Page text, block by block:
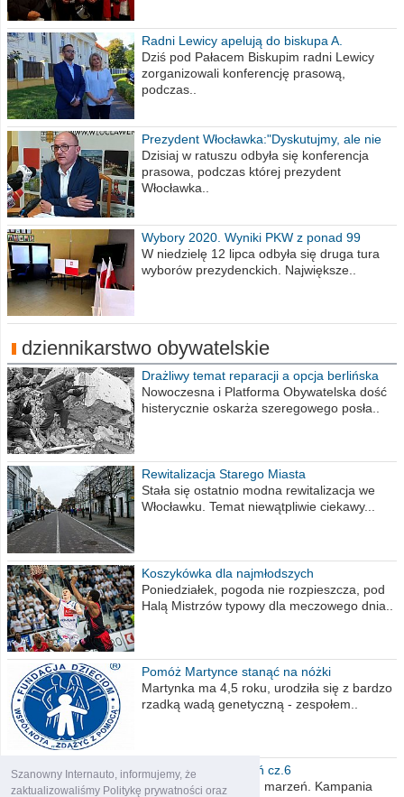
Szanowny Internauto, informujemy, że
zaktualizowaliśmy Politykę prywatności oraz
Radni Lewicy apelują do biskupa A.
Wiesława Meringa
Dziś pod Pałacem Biskupim radni Lewicy
zorganizowali konferencję prasową,
podczas..
Prezydent Włocławka:"Dyskutujmy, ale nie
obrażajmy się”
Dzisiaj w ratuszu odbyła się konferencja
prasowa, podczas której prezydent
Włocławka..
Wybory 2020. Wyniki PKW z ponad 99
procent obwodów
W niedzielę 12 lipca odbyła się druga tura
wyborów prezydenckich. Największe..
dziennikarstwo obywatelskie
Drażliwy temat reparacji a opcja berlińska
Nowoczesna i Platforma Obywatelska dość
histerycznie oskarża szeregowego posła..
Rewitalizacja Starego Miasta
Stała się ostatnio modna rewitalizacja we
Włocławku. Temat niewątpliwie ciekawy...
Koszykówka dla najmłodszych
Poniedziałek, pogoda nie rozpieszcza, pod
Halą Mistrzów typowy dla meczowego dnia..
Pomóż Martynce stanąć na nóżki
Martynka ma 4,5 roku, urodziła się z bardzo
rzadką wadą genetyczną - zespołem..
Polska moich marzeń cz.6
Nadszedł kres moich marzeń. Kampania